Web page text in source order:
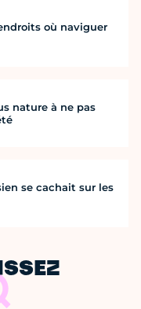
où naviguer
nature à ne pas
se cachait sur les